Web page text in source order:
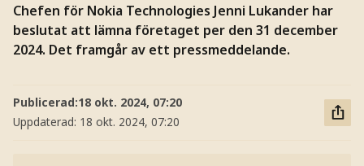
Chefen för Nokia Technologies Jenni Lukander har
beslutat att lämna företaget per den 31 december
2024. Det framgår av ett pressmeddelande.
Publicerad:18 okt. 2024, 07:20
Uppdaterad: 18 okt. 2024, 07:20